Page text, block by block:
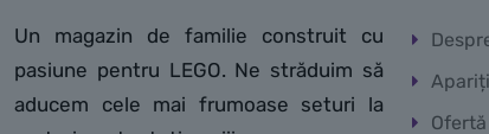
Un magazin de familie construit cu
pasiune pentru LEGO. Ne străduim să
aducem cele mai frumoase seturi la